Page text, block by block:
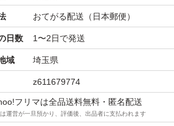
おてがる配送（日本郵便）
日数 1〜2日で発送
域 埼玉県
z611679774
フリマは全品送料無料・匿名配送
運営が一旦預かり、評価後、出品者に支払われます